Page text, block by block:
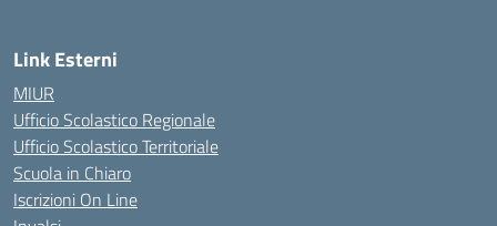
Link Esterni
MIUR
Ufficio Scolastico Regionale
Ufficio Scolastico Territoriale
Scuola in Chiaro
Iscrizioni On Line